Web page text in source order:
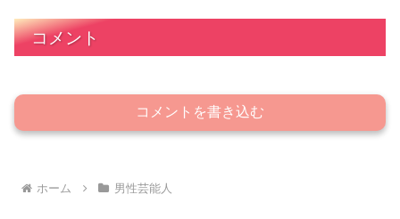
コメント
コメントを書き込む
ホーム 男性芸能人